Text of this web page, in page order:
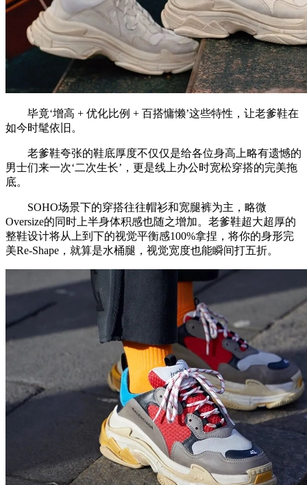
毕竟‘增高 + 优化比例 + 百搭慵懒’这些特性，让老爹鞋在
如今时髦依旧。
老爹鞋夸张的鞋底厚度不仅仅是给各位身高上略有遗憾的
男士们来一次‘二次生长’，更是线上办公时宽松穿搭的完美拖
底。
SOHO场景下的穿搭往往帽衫和宽腿裤为主，略微
Oversize的同时上半身体积感也随之增加。老爹鞋超大超厚的
整鞋设计将从上到下的视觉平衡感100%拿捏，将你的身形完
美Re-Shape，就算是水桶腿，视觉宽度也能瞬间打五折。